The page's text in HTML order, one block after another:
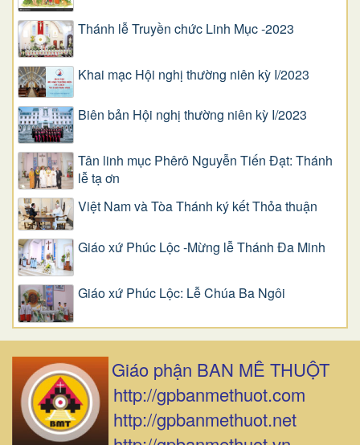
Thánh lễ Truyền chức Linh Mục -2023
Khai mạc Hội nghị thường niên kỳ I/2023
Biên bản Hội nghị thường niên kỳ I/2023
Tân linh mục Phêrô Nguyễn Tiến Đạt: Thánh
lễ tạ ơn
Việt Nam và Tòa Thánh ký kết Thỏa thuận
Giáo xứ Phúc Lộc -Mừng lễ Thánh Đa Minh
Giáo xứ Phúc Lộc: Lễ Chúa Ba Ngôi
Giáo phận BAN MÊ THUỘT
http://gpbanmethuot.com
http://gpbanmethuot.net